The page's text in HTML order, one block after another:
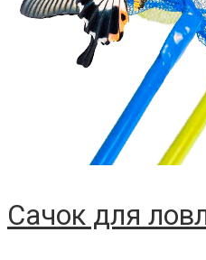
Сачок для